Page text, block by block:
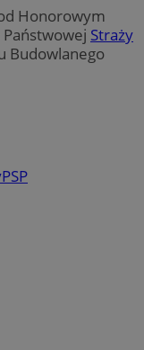
Honorowym
Straży
Budowlanego
PSP